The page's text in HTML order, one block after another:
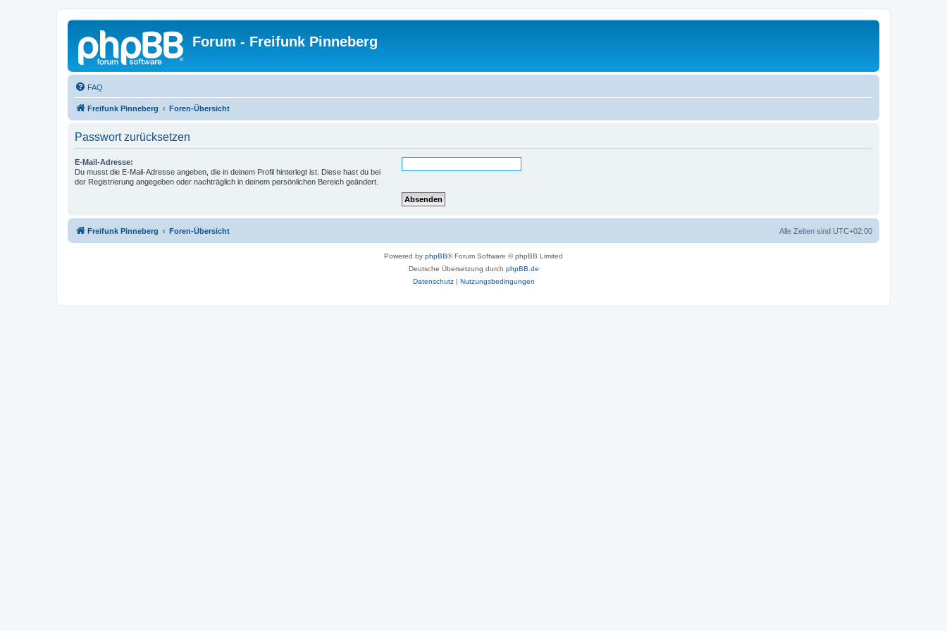
Forum - Freifunk Pinneberg
FAQ
Freifunk Pinneberg Foren-Übersicht
Passwort zurücksetzen
E-Mail-Adresse:
Du musst die E-Mail-Adresse angeben, die in deinem Profil hinterlegt ist. Diese hast du bei
der Registrierung angegeben oder nachträglich in deinem persönlichen Bereich geändert.
Freifunk Pinneberg Foren-Übersicht Alle Zeiten sind UTC+02:00
Powered by phpBB® Forum Software © phpBB Limited
Deutsche Übersetzung durch phpBB.de
Datenschutz| Nutzungsbedingungen